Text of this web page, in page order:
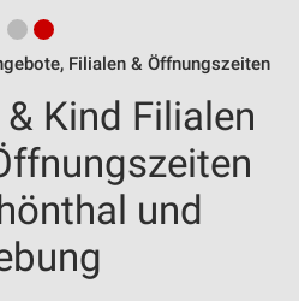
Filialen & Öffnungszeiten
Kind Filialen
und